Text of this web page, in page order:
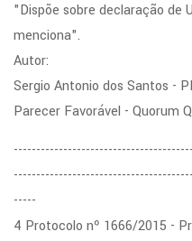
"Dispõe sobre declaração de
menciona".
Autor:
Sergio Antonio dos Santos -
Parecer Favorável - Quorum
-----
4 Protocolo nº 1666/2015 -